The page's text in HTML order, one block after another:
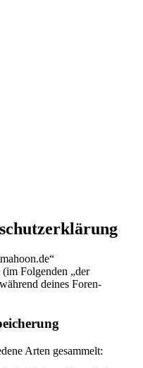
Folgenden „der
deines Foren-
Arten gesammelt: